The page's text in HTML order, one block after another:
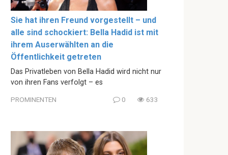
Sie hat ihren Freund vorgestellt – und
alle sind schockiert: Bella Hadid ist mit
ihrem Auserwählten an die
Öffentlichkeit getreten
Das Privatleben von Bella Hadid wird nicht nur
von ihren Fans verfolgt – es
PROMINENTEN 0 633